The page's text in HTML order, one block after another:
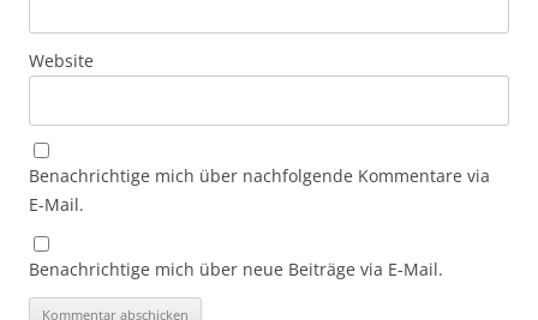
Website
Benachrichtige mich über nachfolgende Kommentare via
E-Mail.
Benachrichtige mich über neue Beiträge via E-Mail.